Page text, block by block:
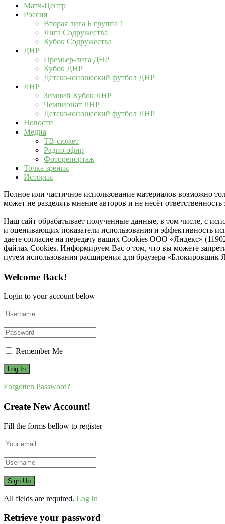
Матч-Центр
Россия
Вторая лига Б группа 1
Лига Содружества
Кубок Содружества
ДНР
Премьер-лига ДНР
Кубок ДНР
Детско-юношеский футбол ДНР
ЛНР
Зимний Кубок ЛНР
Чемпионат ЛНР
Детско-юношеский футбол ЛНР
Новости
Медиа
ТВ-сюжет
Радио-эфир
Фоторепортаж
Точка зрения
История
Полное или частичное использование материалов возможно
может не разделять мнение авторов и не несёт
Наш сайт обрабатывает полученные данные, в том числе, с
и оценивающих показатели использования и эффективность
даете согласие на передачу ваших Cookies ООО «Яндекс»
файлах Cookies. Информируем Вас о том, что вы можете
путем использования расширения для браузера «Блокировщик
Welcome Back!
Login to your account below
Remember Me
Forgotten Password?
Create New Account!
Fill the forms bellow to register
All fields are required. Log In
Retrieve your password